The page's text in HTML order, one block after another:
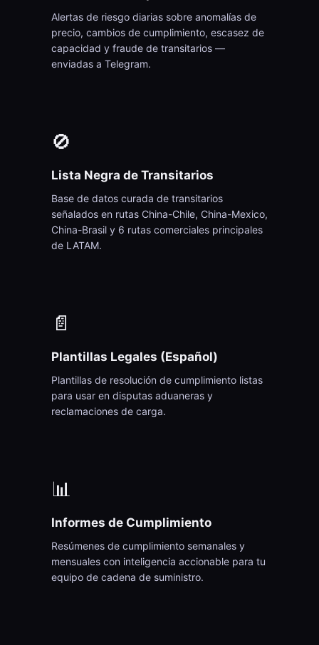
Alertas de riesgo diarias sobre anomalías de
precio, cambios de cumplimiento, escasez de
capacidad y fraude de transitarios —
enviadas a Telegram.
🚫
Lista Negra de Transitarios
Base de datos curada de transitarios
señalados en rutas China-Chile, China-Mexico,
China-Brasil y 6 rutas comerciales principales
de LATAM.
📄
Plantillas Legales (Español)
Plantillas de resolución de cumplimiento listas
para usar en disputas aduaneras y
reclamaciones de carga.
📊
Informes de Cumplimiento
Resúmenes de cumplimiento semanales y
mensuales con inteligencia accionable para tu
equipo de cadena de suministro.